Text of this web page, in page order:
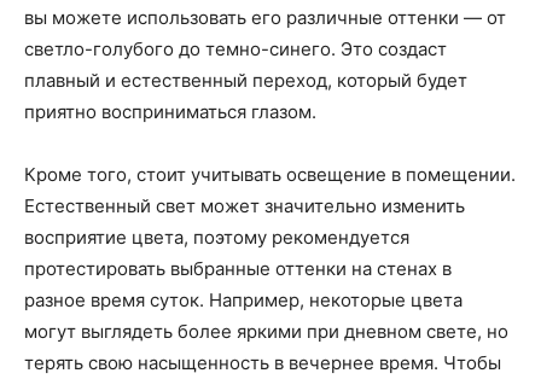
вы можете использовать его различные оттенки — от
светло-голубого до темно-синего. Это создаст
плавный и естественный переход, который будет
приятно восприниматься глазом.
Кроме того, стоит учитывать освещение в помещении.
Естественный свет может значительно изменить
восприятие цвета, поэтому рекомендуется
протестировать выбранные оттенки на стенах в
разное время суток. Например, некоторые цвета
могут выглядеть более яркими при дневном свете, но
терять свою насыщенность в вечернее время. Чтобы